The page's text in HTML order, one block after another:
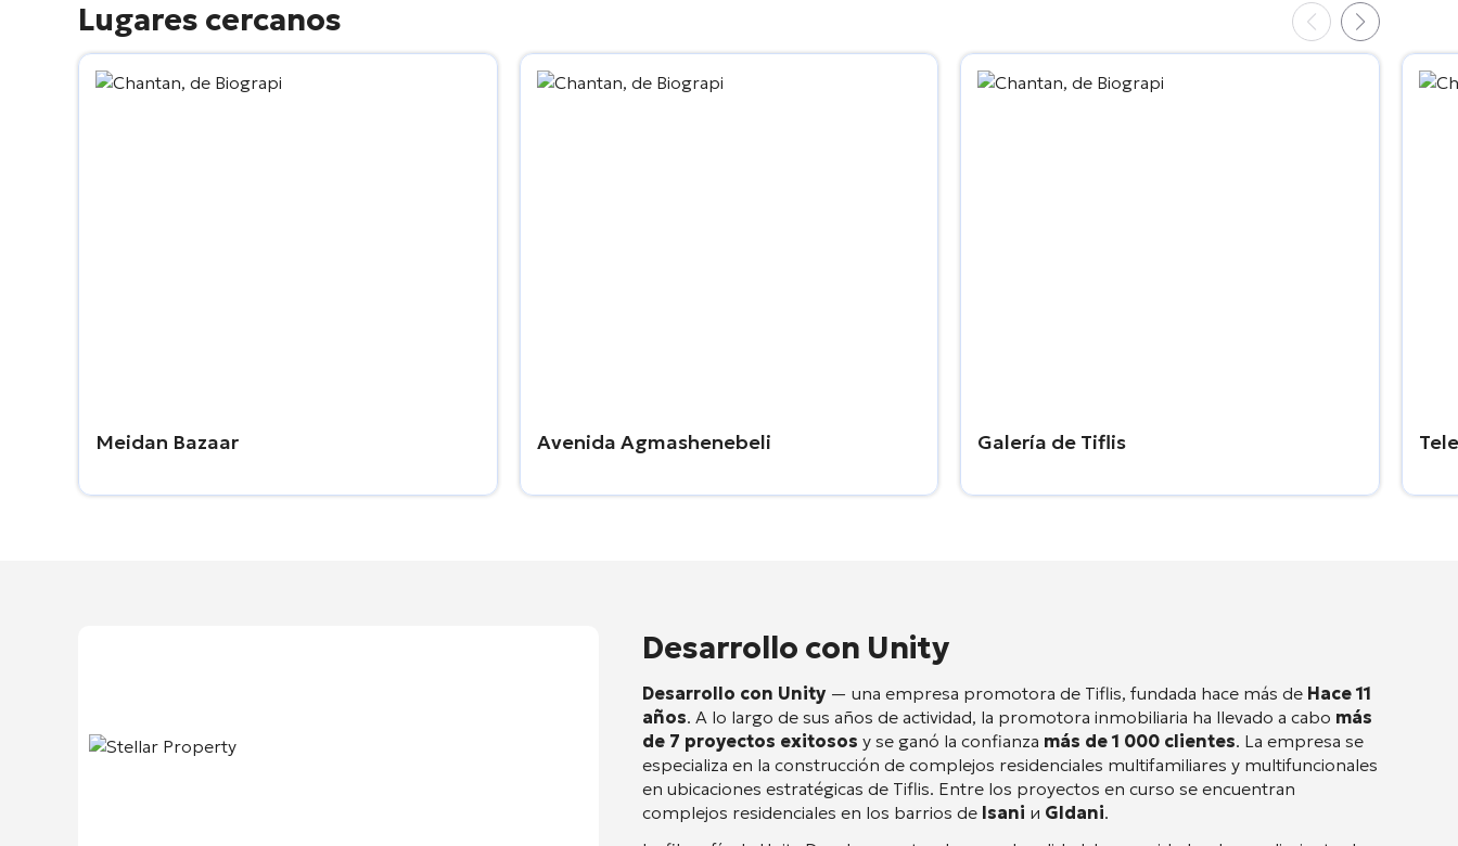
Lugares cercanos
Meidan Bazaar Avenida Agmashenebeli Galería de Tiflis
Desarrollo con Unity
Desarrollo con Unity — una empresa promotora de Tiflis, fundada hace más de Hace 11
años. A lo largo de sus años de actividad, la promotora inmobiliaria ha llevado a cabo más
de 7 proyectos exitosos y se ganó la confianza más de 1 000 clientes. La empresa se
especializa en la construcción de complejos residenciales multifamiliares y multifuncionales
en ubicaciones estratégicas de Tiflis. Entre los proyectos en curso se encuentran
complejos residenciales en los barrios de Isani и Gldani.